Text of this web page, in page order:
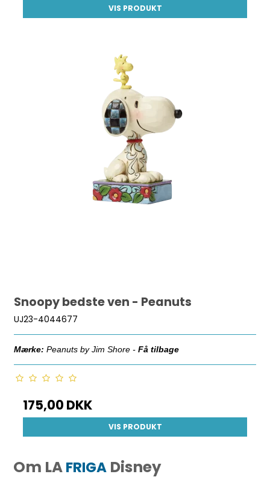
VIS PRODUKT
Snoopy bedste ven - Peanuts
UJ23-4044677
Mærke: Peanuts by Jim Shore -Få tilbage
175,00 DKK
VIS PRODUKT
Om LAFRIGA Disney